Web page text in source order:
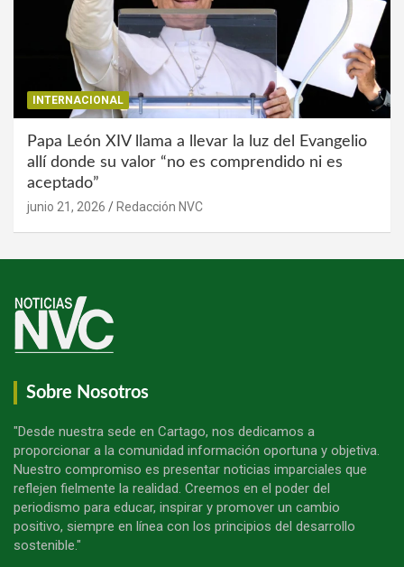
INTERNACIONAL
Papa León XIV llama a llevar la luz del Evangelio
allí donde su valor “no es comprendido ni es
aceptado”
junio 21, 2026 Redacción NVC
Sobre Nosotros
"Desde nuestra sede en Cartago, nos dedicamos a
proporcionar a la comunidad información oportuna y objetiva.
Nuestro compromiso es presentar noticias imparciales que
reflejen fielmente la realidad. Creemos en el poder del
periodismo para educar, inspirar y promover un cambio
positivo, siempre en línea con los principios del desarrollo
sostenible."